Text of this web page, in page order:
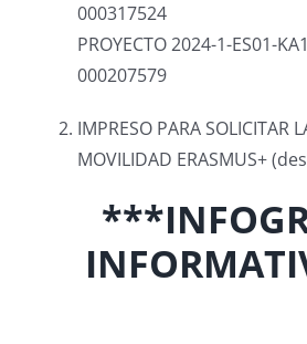
000317524
PROYECTO2024-1-ES01-
000207579
IMPRESO PARA SOLICITAR
MOVILIDAD ERASMUS+